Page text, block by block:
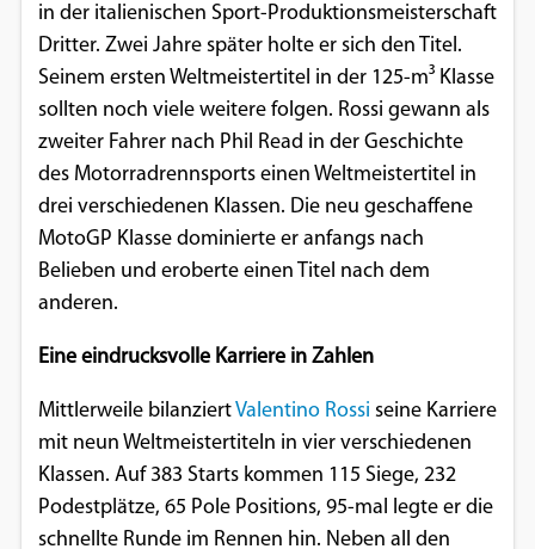
in der italienischen Sport-Produktionsmeisterschaft
Dritter. Zwei Jahre später holte er sich den Titel.
Seinem ersten Weltmeistertitel in der 125-m³ Klasse
sollten noch viele weitere folgen. Rossi gewann als
zweiter Fahrer nach Phil Read in der Geschichte
des Motorradrennsports einen Weltmeistertitel in
drei verschiedenen Klassen. Die neu geschaffene
MotoGP Klasse dominierte er anfangs nach
Belieben und eroberte einen Titel nach dem
anderen.
Eine eindrucksvolle Karriere in Zahlen
Mittlerweile bilanziertValentino Rossi seine Karriere
mit neun Weltmeistertiteln in vier verschiedenen
Klassen. Auf 383 Starts kommen 115 Siege, 232
Podestplätze, 65 Pole Positions, 95-mal legte er die
schnellte Runde im Rennen hin. Neben all den